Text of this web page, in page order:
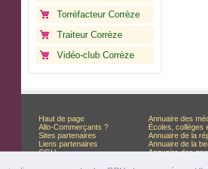
Torréfacteur Corrèze
Traiteur Corrèze
Vidéo-club Corrèze
Haut de page
Allo-Commerçants ?
Sites partenaires
Liens partenaires
CGU
Annuaire des
Écoles, collèges
Annuaire de la
Annuaire de la
Annuaire des